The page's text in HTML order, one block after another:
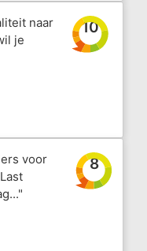
naar
je
10
voor
8